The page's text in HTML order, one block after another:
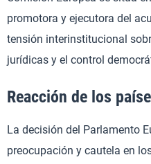
promotora y ejecutora del
tensión interinstitucional
jurídicas y el control
Reacción de los
La decisión del Parlamento
preocupación y cautela en